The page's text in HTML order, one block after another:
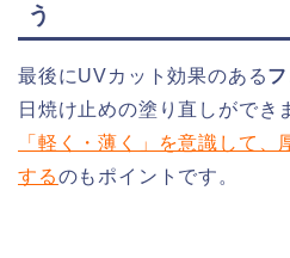
う
最後にUVカット効果のある
日焼け止めの塗り直しができ
「軽く・薄く」を意識して、
するのもポイントです。